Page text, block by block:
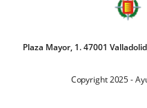
Plaza Mayor, 1. 47001
Copyright 2025 -